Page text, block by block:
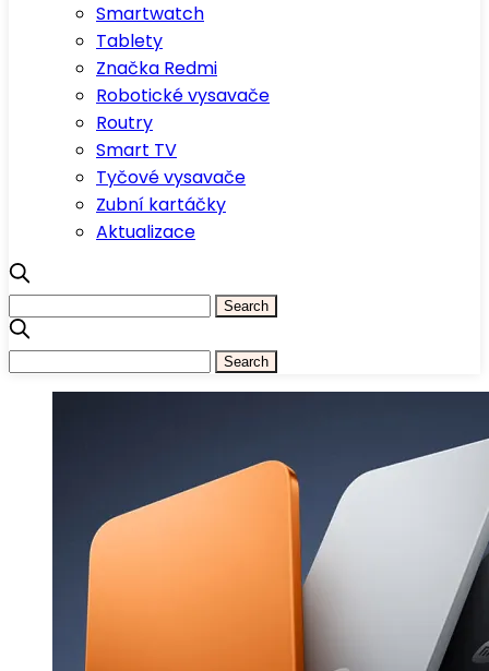
Smartwatch
Tablety
Značka Redmi
Robotické vysavače
Routry
Smart TV
Tyčové vysavače
Zubní kartáčky
Aktualizace